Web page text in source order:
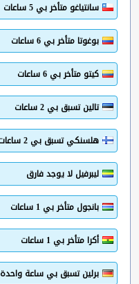
سانتياغو متأخر بي 5 ساعات
بوغوتا متأخر بي 6 ساعات
كيتو متأخر بي 6 ساعات
تالين تسبق بي 2 ساعات
هلسنكي تسبق بي 2 ساعات
ليبرفيل لا يوجد فارق
بانجول متأخر بي 1 ساعات
أكرا متأخر بي 1 ساعات
برلين تسبق بي ساعة واحدة